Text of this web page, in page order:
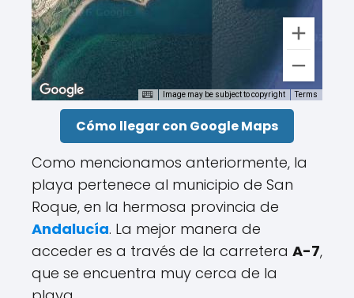
Image may be subject to copyright Terms
Cómo llegar con Google Maps
Como mencionamos anteriormente, la
playa pertenece al municipio de San
Roque, en la hermosa provincia de
Andalucía. La mejor manera de
acceder es a través de la carretera A-7,
que se encuentra muy cerca de la